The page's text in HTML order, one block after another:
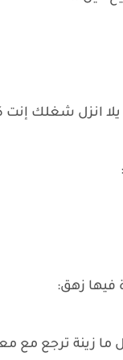
يلا انزل شغلك إنت
فيها زهق:
ما زينة ترجع مع